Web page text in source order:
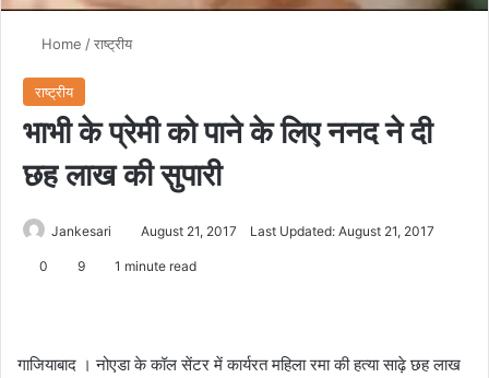
Home /राष्ट्रीय
राष्ट्रीय
भाभी के प्रेमी को पाने के लिए ननद ने दी
छह लाख की सुपारी
Jankesari August 21, 2017 Last Updated: August 21, 2017
0 9 1 minute read
गाजियाबाद । नोएडा के कॉल सेंटर में कार्यरत महिला रमा की हत्या साढ़े छह लाख